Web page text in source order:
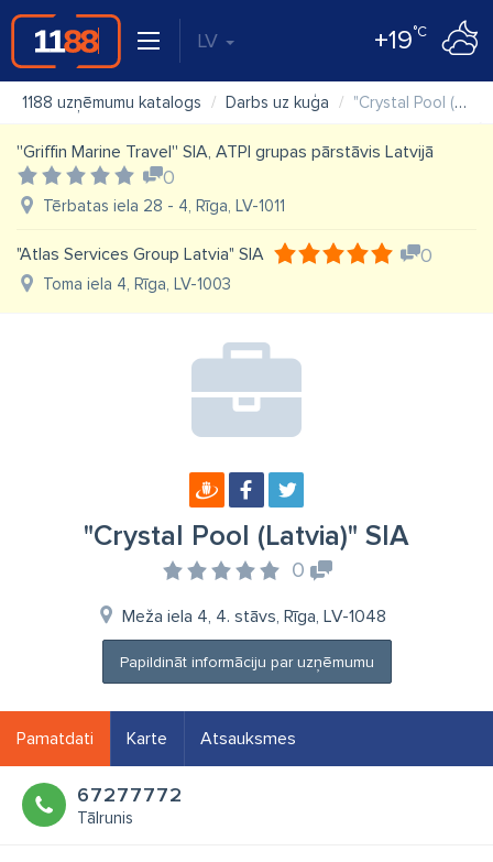
LV +19°C
1188 uzņēmumu katalogs Darbs uz kuģa "Crystal Pool (Latvia)" SIA
''Griffin Marine Travel'' SIA, ATPI grupas pārstāvis Latvijā
0
Tērbatas iela 28 - 4, Rīga, LV-1011
"Atlas Services Group Latvia" SIA 0
Toma iela 4, Rīga, LV-1003
"Crystal Pool (Latvia)" SIA
0
Meža iela 4, 4. stāvs, Rīga, LV-1048
Papildināt informāciju par uzņēmumu
Pamatdati Karte Atsauksmes
67277772
Tālrunis